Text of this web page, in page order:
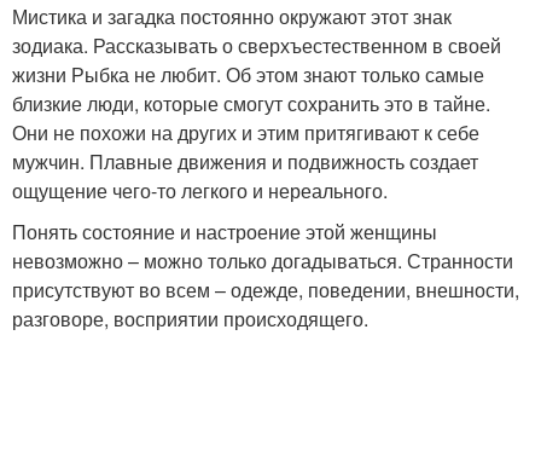
Мистика и загадка постоянно окружают этот знак
зодиака. Рассказывать о сверхъестественном в своей
жизни Рыбка не любит. Об этом знают только самые
близкие люди, которые смогут сохранить это в тайне.
Они не похожи на других и этим притягивают к себе
мужчин. Плавные движения и подвижность создает
ощущение чего-то легкого и нереального.
Понять состояние и настроение этой женщины
невозможно – можно только догадываться. Странности
присутствуют во всем – одежде, поведении, внешности,
разговоре, восприятии происходящего.